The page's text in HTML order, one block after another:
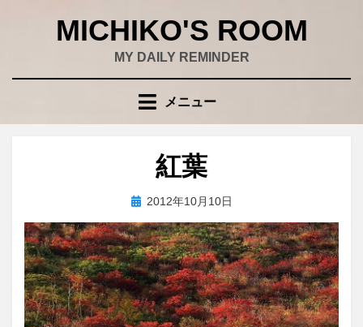
MICHIKO'S ROOM
MY DAILY REMINDER
メニュー
紅葉
投稿者wad
投
日:
2012年10月10日